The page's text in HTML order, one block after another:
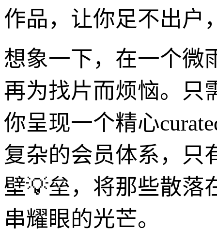
作品，让你足不出户
想象一下，在一个微
再为找片而烦恼。只
你呈现一个精心
复杂的会员体系，只
壁💡垒，将那些散落
串耀眼的光芒。